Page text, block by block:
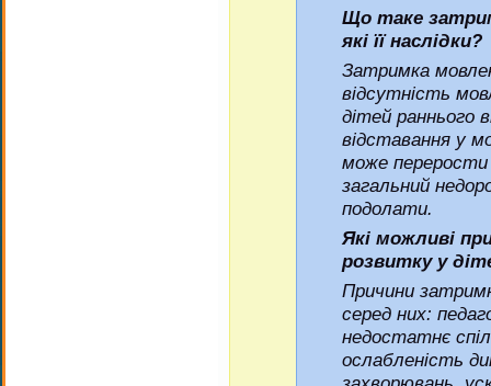
Що таке
які її наслідки?
Затримка
відсутність
дітей раннього
відставання у
може перерости
загальний
подолати.
Які можливі
розвитку у
Причини
серед них:
недостатнє
ослабленість